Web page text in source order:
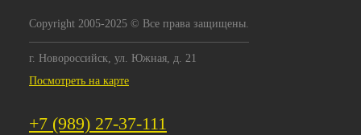
Copyright 2005-2025 © Все права защищены.
г. Новороссийск, ул. Южная, д. 21
Посмотреть на карте
+7 (989) 27-37-111